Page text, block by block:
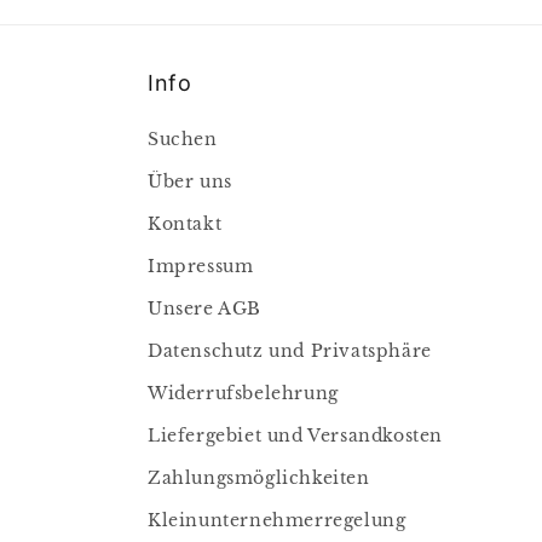
Info
Suchen
Über uns
Kontakt
Impressum
Unsere AGB
Datenschutz und Privatsphäre
Widerrufsbelehrung
Liefergebiet und Versandkosten
Zahlungsmöglichkeiten
Kleinunternehmerregelung